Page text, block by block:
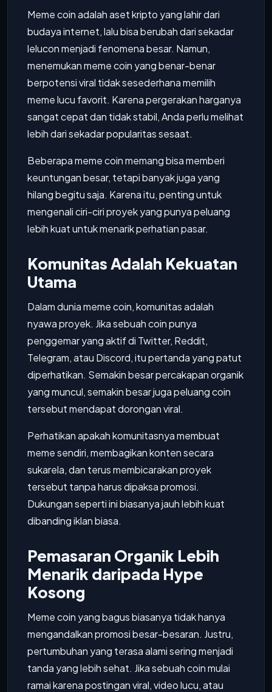
Meme coin adalah aset kripto yang lahir dari
budaya internet, lalu bisa berubah dari sekadar
lelucon menjadi fenomena besar. Namun,
menemukan meme coin yang benar-benar
berpotensi viral tidak sesederhana memilih
meme lucu favorit. Karena pergerakan harganya
sangat cepat dan tidak stabil, Anda perlu melihat
lebih dari sekadar popularitas sesaat.
Beberapa meme coin memang bisa memberi
keuntungan besar, tetapi banyak juga yang
hilang begitu saja. Karena itu, penting untuk
mengenali ciri-ciri proyek yang punya peluang
lebih kuat untuk menarik perhatian pasar.
Komunitas Adalah Kekuatan
Utama
Dalam dunia meme coin, komunitas adalah
nyawa proyek. Jika sebuah coin punya
penggemar yang aktif di Twitter, Reddit,
Telegram, atau Discord, itu pertanda yang patut
diperhatikan. Semakin besar percakapan organik
yang muncul, semakin besar juga peluang coin
tersebut mendapat dorongan viral.
Perhatikan apakah komunitasnya membuat
meme sendiri, membagikan konten secara
sukarela, dan terus membicarakan proyek
tersebut tanpa harus dipaksa promosi.
Dukungan seperti ini biasanya jauh lebih kuat
dibanding iklan biasa.
Pemasaran Organik Lebih
Menarik daripada Hype
Kosong
Meme coin yang bagus biasanya tidak hanya
mengandalkan promosi besar-besaran. Justru,
pertumbuhan yang terasa alami sering menjadi
tanda yang lebih sehat. Jika sebuah coin mulai
ramai karena postingan viral, video lucu, atau